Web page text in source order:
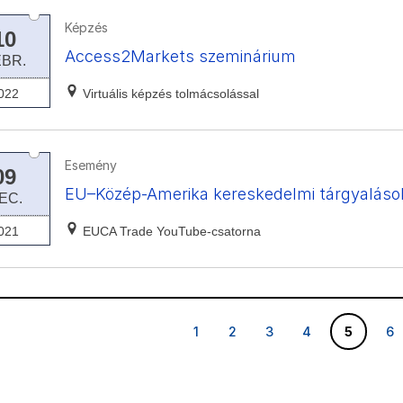
Képzés
Access2Markets szeminárium
Virtuális képzés tolmácsolással
Esemény
EU–Közép-Amerika kereskedelmi
EUCA Trade YouTube-csatorna
1
1 2
2 3
3 4
4 5
5 6
6